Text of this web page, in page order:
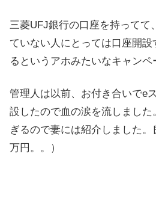
三菱UFJ銀行の口座を持ってて
ていない人にとっては口座開設
るというアホみたいなキャンペ
管理人は以前、お付き合いでe
設したので血の涙を流しました
ぎるので妻には紹介しました
万円。。）